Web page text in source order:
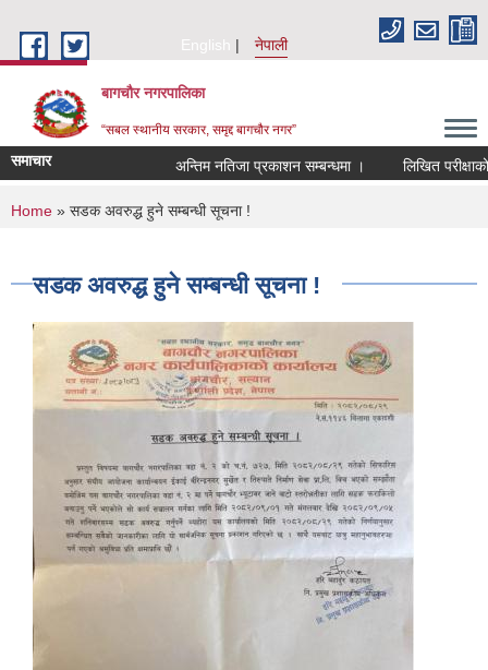
English
नेपाली
बागचौर नगरपालिका
“सबल स्थानीय सरकार, समृद्द बागचौर नगर”
समाचार अन्तिम नतिजा प्रकाशन सम्बन्धमा । लिखित परीक्षाको
You are here
Home » सडक अवरुद्ध हुने सम्बन्धी सूचना !
सडक अवरुद्ध हुने सम्बन्धी सूचना !